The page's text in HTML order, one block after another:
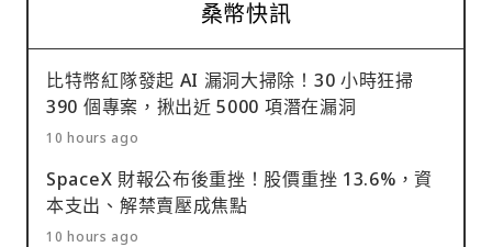
桑幣快訊
比特幣紅隊發起 AI 漏洞大掃除！30 小時狂掃
390 個專案，揪出近 5000 項潛在漏洞
10 hours ago
SpaceX 財報公布後重挫！股價重挫 13.6%，資
本支出、解禁賣壓成焦點
10 hours ago